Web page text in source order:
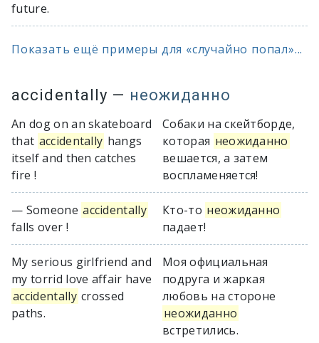
future.
Показать ещё примеры для «случайно попал»...
accidentally — неожиданно
An dog on an skateboard
that accidentally hangs
itself and then catches
fire !
Собаки на скейтборде,
которая неожиданно
вешается, а затем
воспламеняется!
— Someone accidentally
falls over !
Кто-то неожиданно
падает!
My serious girlfriend and
my torrid love affair have
accidentally crossed
paths.
Моя официальная
подруга и жаркая
любовь на стороне
неожиданно
встретились.